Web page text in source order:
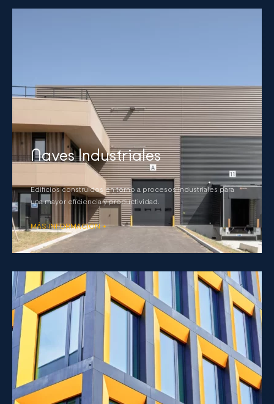
Naves Industriales
Edificios construidos en torno a procesos industriales para
una mayor eficiencia y productividad.
MÁS INFORMACIÓN +